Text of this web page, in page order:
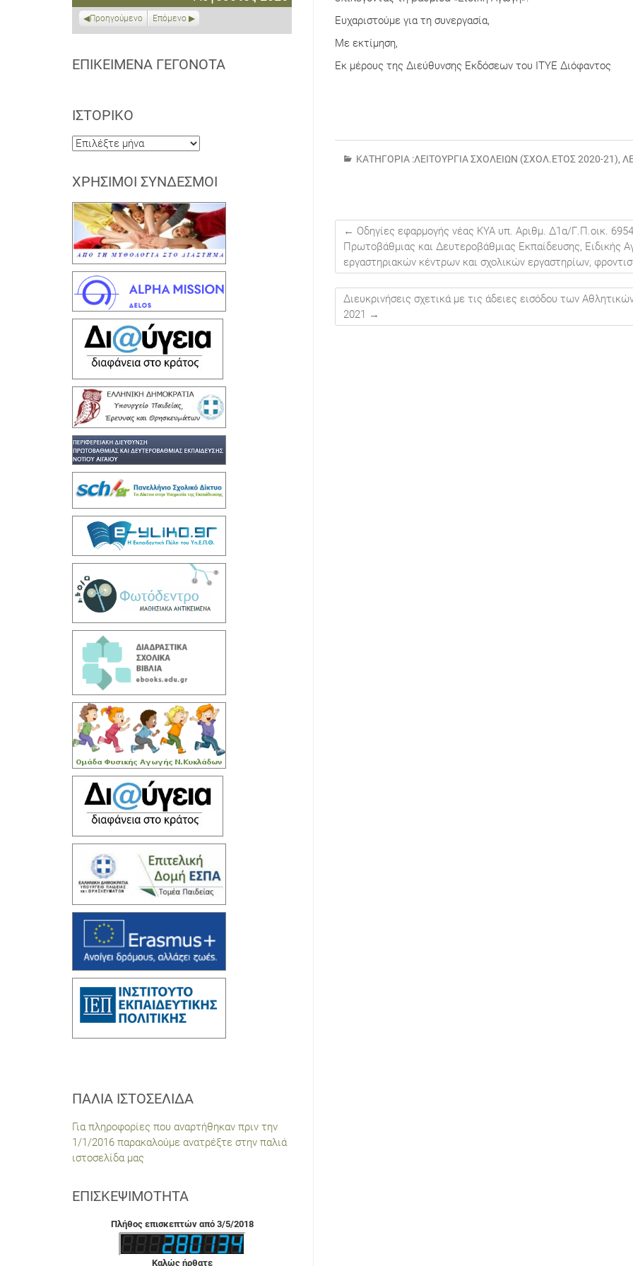
Ευχαριστούμε για τη συνεργασία,
Με εκτίμηση,
Εκ μέρους της Διεύθυνσης Εκδόσεων του ΙΤΥΕ Διόφαντος
ΚΑΤΗΓΟΡΊΑ :ΛΕΙΤΟΥΡΓΊΑ ΣΧΟΛΕΊΩΝ (ΣΧΟΛ.ΈΤΟΣ 2020-21),
← Οδηγίες εφαρμογής νέας ΚΥΑ υπ. Αριθμ. Δ1α/Γ.Π.οικ.
Πρωτοβάθμιας και Δευτεροβάθμιας Εκπαίδευσης, Ειδικής
εργαστηριακών κέντρων και σχολικών εργαστηρίων,
Διευκρινήσεις σχετικά με τις άδειες εισόδου των
2021 →
2026 202620262026
Προηγούμενο Επόμενο
ΕΠΙΚΕΊΜΕΝΑ ΓΕΓΟΝΌΤΑ
ΙΣΤΟΡΙΚΌ
Ιστορικό
ΧΡΉΣΙΜΟΙ ΣΎΝΔΕΣΜΟΙ
ΠΑΛΙΆ ΙΣΤΟΣΕΛΊΔΑ
Για πληροφορίες που αναρτήθηκαν πριν την
1/1/2016 παρακαλούμε ανατρέξτε στην παλιά
ιστοσελίδα μας
ΕΠΙΣΚΕΨΙΜΌΤΗΤΑ
Πλήθος επισκεπτών από 3/5/2018
Καλώς ήρθατε